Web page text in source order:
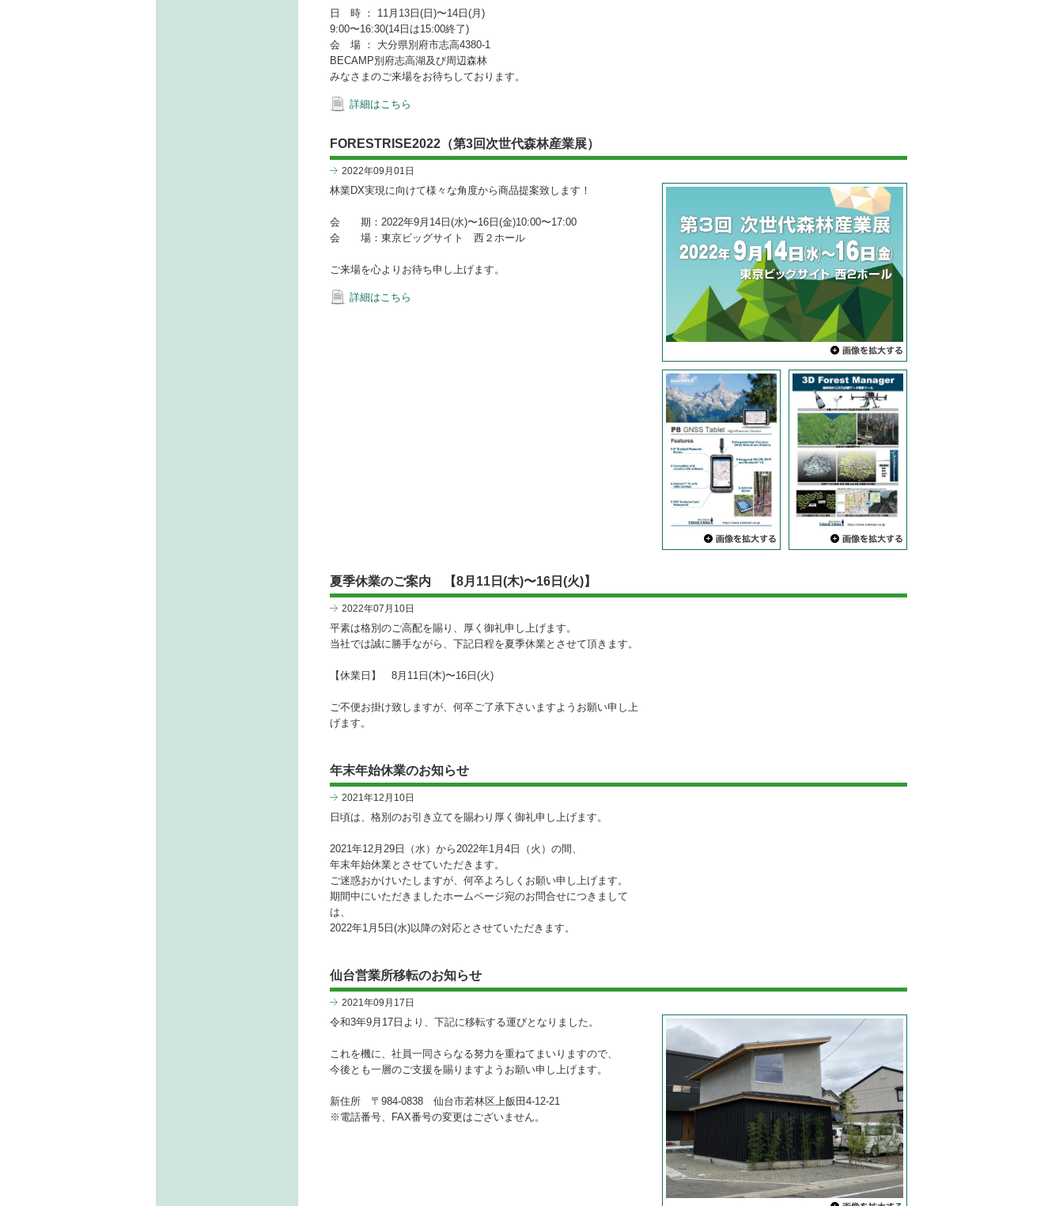
日 時 ： 11月13日(日)〜14日(月)
9:00〜16:30(14日は15:00終了)
会 場 ： 大分県別府市志高4380-1
BECAMP別府志高湖及び周辺森林
みなさまのご来場をお待ちしております。
詳細はこちら
FORESTRISE2022（第3回次世代森林産業展）
2022年09月01日
林業DX実現に向けて様々な角度から商品提案致します！
会 期：2022年9月14日(水)〜16日(金)10:00〜17:00
会 場：東京ビッグサイト 西２ホール
ご来場を心よりお待ち申し上げます。
詳細はこちら
夏季休業のご案内 【8月11日(木)〜16日(火)】
2022年07月10日
平素は格別のご高配を賜り、厚く御礼申し上げます。
当社では誠に勝手ながら、下記日程を夏季休業とさせて頂きます。
【休業日】 8月11日(木)〜16日(火)
ご不便お掛け致しますが、何卒ご了承下さいますようお願い申し上
げます。
年末年始休業のお知らせ
2021年12月10日
日頃は、格別のお引き立てを賜わり厚く御礼申し上げます。
2021年12月29日（水）から2022年1月4日（火）の間、
年末年始休業とさせていただきます。
ご迷惑おかけいたしますが、何卒よろしくお願い申し上げます。
期間中にいただきましたホームページ宛のお問合せにつきまして
は、
2022年1月5日(水)以降の対応とさせていただきます。
仙台営業所移転のお知らせ
2021年09月17日
令和3年9月17日より、下記に移転する運びとなりました。
これを機に、社員一同さらなる努力を重ねてまいりますので、
今後とも一層のご支援を賜りますようお願い申し上げます。
新住所 〒984-0838 仙台市若林区上飯田4-12-21
※電話番号、FAX番号の変更はございません。